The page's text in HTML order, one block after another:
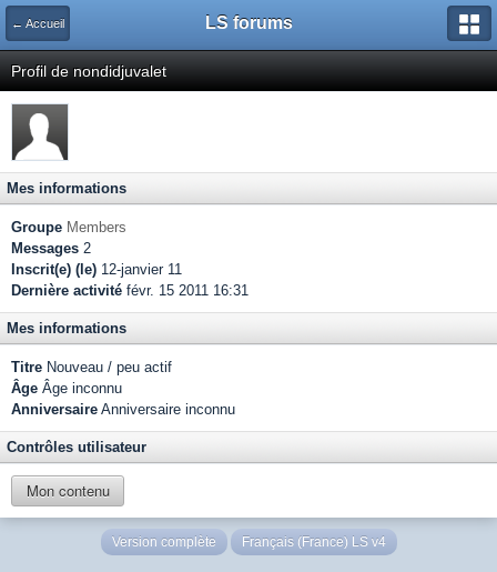
← Accueil LS forums
Profil de nondidjuvalet
Mes informations
Groupe Members
Messages 2
Inscrit(e) (le) 12-janvier 11
Dernière activité févr. 15 2011 16:31
Mes informations
Titre Nouveau / peu actif
Âge Âge inconnu
Anniversaire Anniversaire inconnu
Contrôles utilisateur
Mon contenu
Version complète Français (France) LS v4